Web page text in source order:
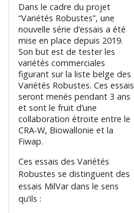
Dans le cadre du projet
“Variétés Robustes”, une
nouvelle série d’essais a été
mise en place depuis 2019.
Son but est de tester les
variétés commerciales
figurant sur la liste belge des
Variétés Robustes. Ces essais
seront menés pendant 3 ans
et sont le fruit d’une
collaboration étroite entre le
CRA-W, Biowallonie et la
Fiwap.
Ces essais des Variétés
Robustes se distinguent des
essais MilVar dans le sens
qu’ils :